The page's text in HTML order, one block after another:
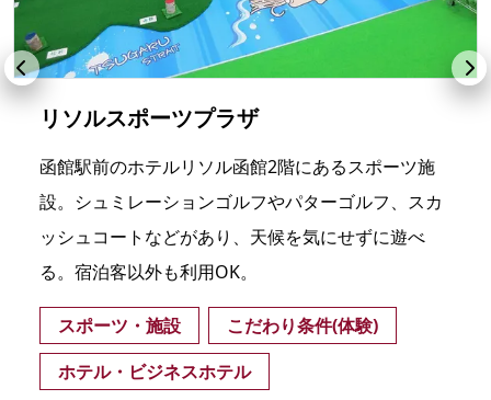
リソルスポーツプラザ
函館駅前のホテルリソル函館2階にあるスポーツ施
設。シュミレーションゴルフやパターゴルフ、スカ
ッシュコートなどがあり、天候を気にせずに遊べ
る。宿泊客以外も利用OK。
スポーツ・施設
こだわり条件(体験)
ホテル・ビジネスホテル